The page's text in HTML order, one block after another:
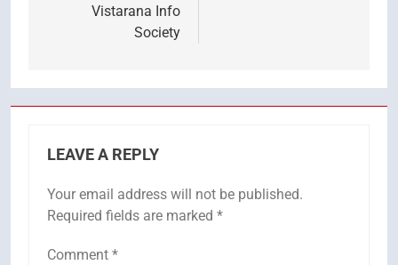
Vistarana Info
Society
LEAVE A REPLY
Your email address will not be published.
Required fields are marked *
Comment *